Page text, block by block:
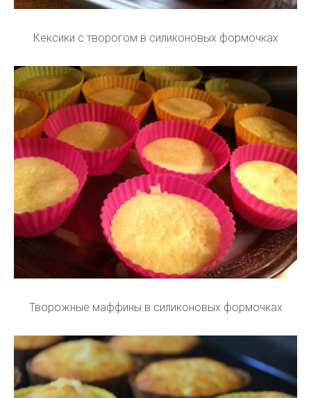
Кексики с творогом в силиконовых формочках
Творожные маффины в силиконовых формочках